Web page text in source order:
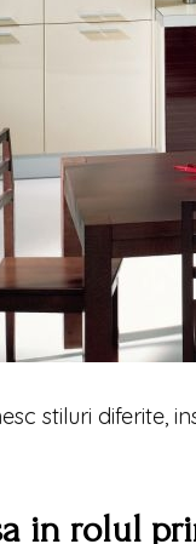
stiluri diferite,
in rolul